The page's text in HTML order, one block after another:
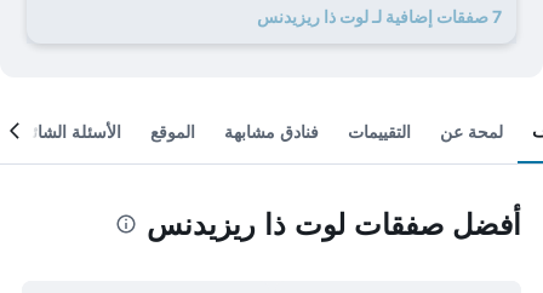
7 صفقات إضافية لـ لوت ذا ريزيدنس
لمحة عن التقييمات فنادق مشابهة الموقع الأسئلة الشائعة
أفضل صفقات لوت ذا ريزيدنس